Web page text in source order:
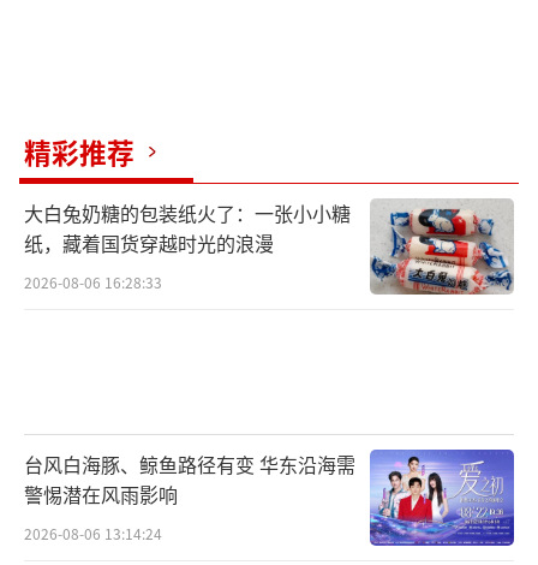
精彩推荐
大白兔奶糖的包装纸火了：一张小小糖
纸，藏着国货穿越时光的浪漫
2026-08-06 16:28:33
台风白海豚、鲸鱼路径有变 华东沿海需
警惕潜在风雨影响
2026-08-06 13:14:24